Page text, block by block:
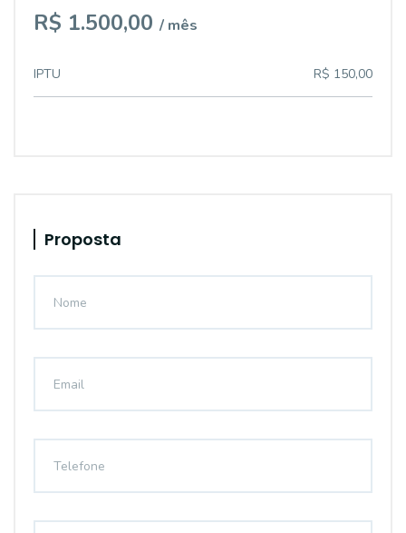
R$ 1.500,00 / mês
IPTU R$ 150,00
Proposta